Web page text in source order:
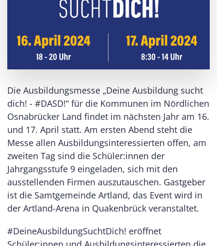
Die Ausbildungsmesse „Deine Ausbildung sucht
dich! - #DASD!“ für die Kommunen im Nördlichen
Osnabrücker Land findet im nächsten Jahr am 16.
und 17. April statt. Am ersten Abend steht die
Messe allen Ausbildungsinteressierten offen, am
zweiten Tag sind die Schüler:innen der
Jahrgangsstufe 9 eingeladen, sich mit den
ausstellenden Firmen auszutauschen. Gastgeber
ist die Samtgemeinde Artland, das Event wird in
der Artland-Arena in Quakenbrück veranstaltet.
#DeineAusbildungSuchtDich! eröffnet